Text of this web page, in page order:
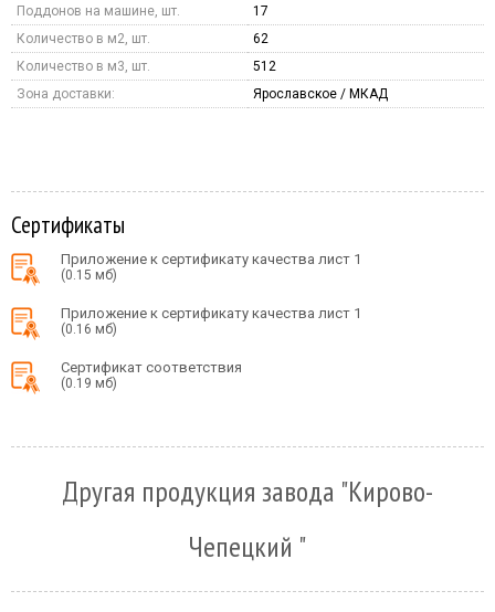
Поддонов на машине, шт.
17
Количество в м2, шт.
62
Количество в м3, шт.
512
Зона доставки:
Ярославское / МКАД
Сертификаты
Приложение к сертификату качества лист 1
(0.15 мб)
Приложение к сертификату качества лист 1
(0.16 мб)
Сертификат соответствия
(0.19 мб)
Другая продукция завода "Кирово-
Чепецкий "